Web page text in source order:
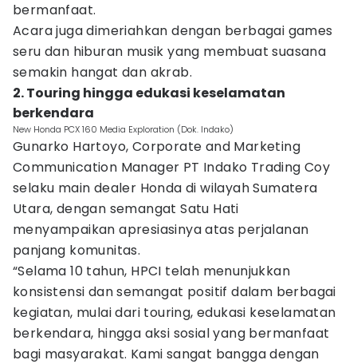
bermanfaat.
Acara juga dimeriahkan dengan berbagai games
seru dan hiburan musik yang membuat suasana
semakin hangat dan akrab.
2. Touring hingga edukasi keselamatan
berkendara
New Honda PCX 160 Media Exploration (Dok. Indako)
Gunarko Hartoyo, Corporate and Marketing
Communication Manager PT Indako Trading Coy
selaku main dealer Honda di wilayah Sumatera
Utara, dengan semangat Satu Hati
menyampaikan apresiasinya atas perjalanan
panjang komunitas.
“Selama 10 tahun, HPCI telah menunjukkan
konsistensi dan semangat positif dalam berbagai
kegiatan, mulai dari touring, edukasi keselamatan
berkendara, hingga aksi sosial yang bermanfaat
bagi masyarakat. Kami sangat bangga dengan